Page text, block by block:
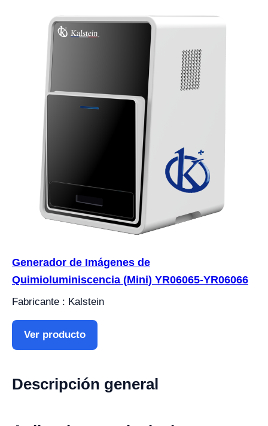
Generador de Imágenes de
Quimioluminiscencia (Mini) YR06065-YR06066
Fabricante : Kalstein
Ver producto
Descripción general